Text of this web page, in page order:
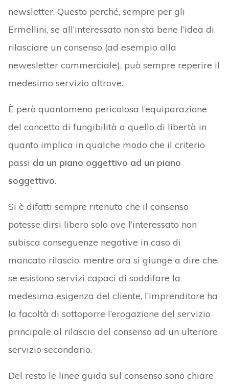
newsletter. Questo perché, sempre per gli
Ermellini, se all’interessato non sta bene l’idea di
rilasciare un consenso (ad esempio alla
newesletter commerciale), può sempre reperire il
medesimo servizio altrove.
È però quantomeno pericolosa l’equiparazione
del concetto di fungibilità a quello di libertà in
quanto implica in qualche modo che il criterio
passi da un piano oggettivo ad un piano
soggettivo.
Si è difatti sempre ritenuto che il consenso
potesse dirsi libero solo ove l’interessato non
subisca conseguenze negative in caso di
mancato rilascio, mentre ora si giunge a dire che,
se esistono servizi capaci di soddifare la
medesima esigenza del cliente, l’imprenditore ha
la facoltà di sottoporre l’erogazione del servizio
principale al rilascio del consenso ad un ulteriore
servizio secondario.
Del resto le linee guida sul consenso sono chiare